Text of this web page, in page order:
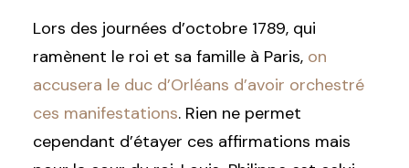
Lors des journées d’octobre 1789, qui
ramènent le roi et sa famille à Paris, on
accusera le duc d’Orléans d’avoir orchestré
ces manifestations. Rien ne permet
cependant d’étayer ces affirmations mais